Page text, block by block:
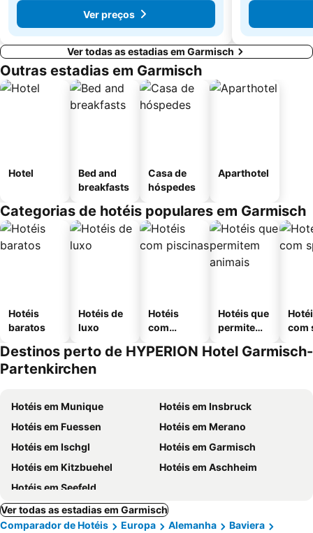
Ver preços
Ver todas as estadias em Garmisch
Outras estadias em Garmisch
Hotel
Bed and
breakfasts
Casa de
hóspedes
Aparthotel
Categorias de hotéis populares em Garmisch
Hotéis
baratos
Hotéis de
luxo
Hotéis
com
Hotéis que
permitem
com
Destinos perto de HYPERION Hotel Garmisch-
Partenkirchen
Hotéis em Munique
Hotéis em Insbruck
Hotéis em Fuessen
Hotéis em Merano
Hotéis em Ischgl
Hotéis em Garmisch
Hotéis em Kitzbuehel
Hotéis em Aschheim
Hotéis em Seefeld
Ver todas as estadias em Garmisch
Comparador de Hotéis
Europa Alemanha
Baviera